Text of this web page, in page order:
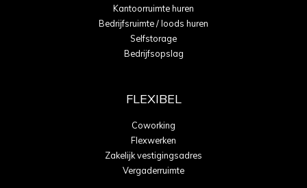
Kantoorruimte huren
Bedrijfsruimte / loods huren
Selfstorage
Bedrijfsopslag
FLEXIBEL
Coworking
Flexwerken
Zakelijk vestigingsadres
Vergaderruimte